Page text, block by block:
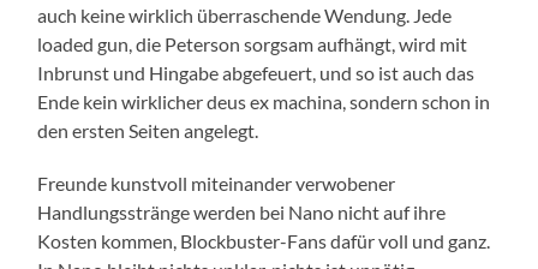
auch keine wirklich überraschende Wendung. Jede
loaded gun, die Peterson sorgsam aufhängt, wird mit
Inbrunst und Hingabe abgefeuert, und so ist auch das
Ende kein wirklicher deus ex machina, sondern schon in
den ersten Seiten angelegt.
Freunde kunstvoll miteinander verwobener
Handlungsstränge werden bei Nano nicht auf ihre
Kosten kommen, Blockbuster-Fans dafür voll und ganz.